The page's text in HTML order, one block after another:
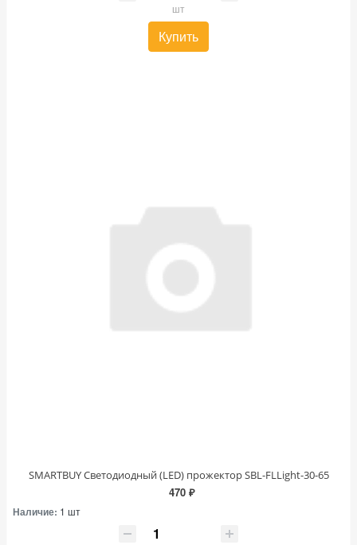
шт
Купить
SMARTBUY Светодиодный (LED) прожектор SBL-FLLight-30-65
470 ₽
Наличие: 1 шт